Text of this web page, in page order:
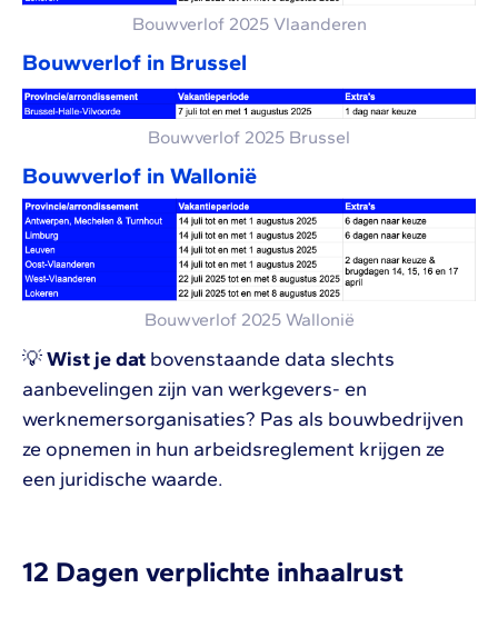
Bouwverlof 2025 Vlaanderen
Bouwverlof in Brussel
Bouwverlof 2025 Brussel
Bouwverlof in Wallonië
Bouwverlof 2025 Wallonië
💡Wist je dat bovenstaande data slechts
aanbevelingen zijn van werkgevers- en
werknemersorganisaties? Pas als bouwbedrijven
ze opnemen in hun arbeidsreglement krijgen ze
een juridische waarde.
12 Dagen verplichte inhaalrust